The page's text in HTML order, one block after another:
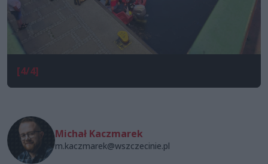
[4/4]
Michał Kaczmarek
m.kaczmarek@wszczecinie.pl